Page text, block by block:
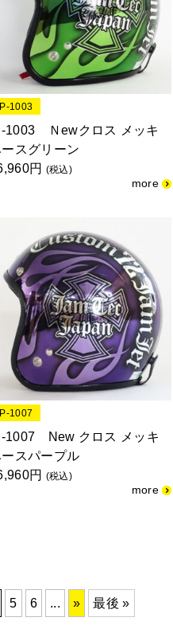
IP-1003
1003 Ｎewクロス メッキ
スグリーン
円 (税込)
IP-1007
1007 New クロス メッキ
スパープル
円 (税込)
5 6 ... » 最後 »